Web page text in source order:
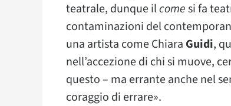
teatrale, dunque ilcomesi fa
contaminazioni del
una artista come Chiara Guidi,
nell’accezione di chi si muove,
questo – ma errante anche nel
coraggio di errare».